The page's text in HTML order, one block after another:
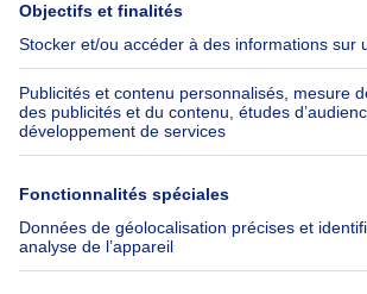
Kot à vendre
Penthouse à vendre
Appartement de service à
Maison et appartement à vendre pas
Nos maisons hors de la
Maison à vendre Italie
Maison à vendre Pays-bas